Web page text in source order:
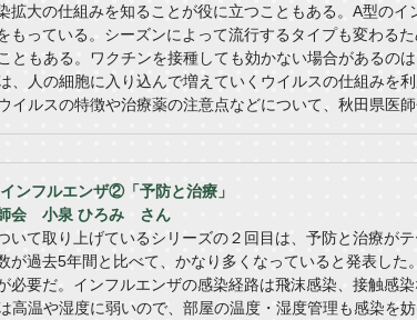
拡大の仕組みを知ることが役に立つこともある。A型の
もっている。シーズンによって流行するタイプも変わる
ともある。ワクチンを接種しても効かない場合があるの
、人の細胞に入り込んで増えていくウイルスの仕組みを
イルスの特徴や治療薬の注意点などについて、秋田県医
ンフルエンザ②「予防と治療」
師会 小泉 ひろみ さん
いて取り上げているシリーズの２回目は、予防と治療が
が過去5年間と比べて、かなり多くなっていると発表し
必要だ。インフルエンザの感染経路は飛沫感染、接触感
高温や湿度に弱いので、部屋の温度・湿度管理も感染を